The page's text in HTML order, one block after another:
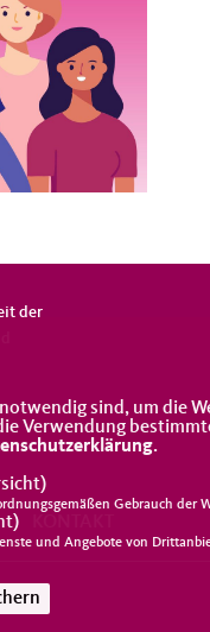
der
sind, um die
Verwendung
.
)
Gebrauch der
)
und Angebote von